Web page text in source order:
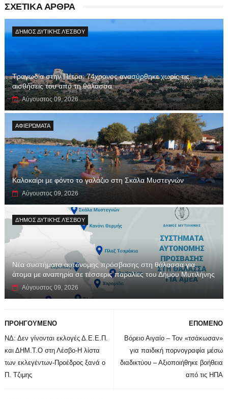
ΣΧΕΤΙΚΑ ΑΡΘΡΑ
ΔΉΜΟΣ ΔΥΤΙΚΉΣ ΛΈΣΒΟΥ
Τραγωδία στην Πέτρα: 74χρονος ανασύρθηκε χωρίς τις
αισθήσεις του από τη θάλασσα
Αύγουστος 09, 2026
ΑΦΙΕΡΏΜΑΤΑ
Καλοκαίρι με φόντο το γαλάζιο στη Σκάλα Μυστεγνών
Αύγουστος 09, 2026
ΔΉΜΟΣ ΔΥΤΙΚΉΣ ΛΈΣΒΟΥ
Νέα συστήματα αυτόνομης πρόσβασης στη θάλασσα για
άτομα με αναπηρία σε τέσσερις παραλίες του Δήμου Μυτιλήνης
Αύγουστος 09, 2026
ΕΠΟΜΕΝΟ
Βόρειο Αιγαίο – Τον «τσάκωσαν»
για παιδική πορνογραφία μέσω
διαδικτύου – Αξιοποιήθηκε βοήθεια
από τις ΗΠΑ
ΠΡΟΗΓΟΥΜΕΝΟ
ΝΔ: Δεν γίνονται εκλογές Δ.Ε.Ε.Π.
και ΔΗΜ.Τ.Ο στη Λέσβο-Η λίστα
των εκλεγέντων-Προέδρος ξανά ο
Π. Τζιμης